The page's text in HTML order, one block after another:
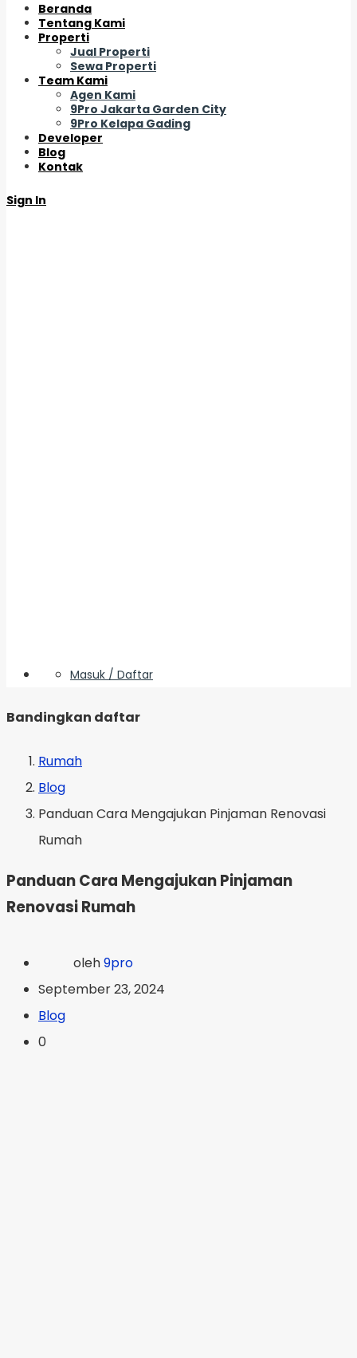
Beranda
Tentang Kami
Properti
Jual Properti
Sewa Properti
Team Kami
Agen Kami
9Pro Jakarta Garden City
9Pro Kelapa Gading
Developer
Blog
Kontak
Sign In
Masuk / Daftar
Bandingkan daftar
Rumah
Blog
Panduan Cara Mengajukan Pinjaman Renovasi
Rumah
Panduan Cara Mengajukan Pinjaman
Renovasi Rumah
oleh9pro
September 23, 2024
Blog
0